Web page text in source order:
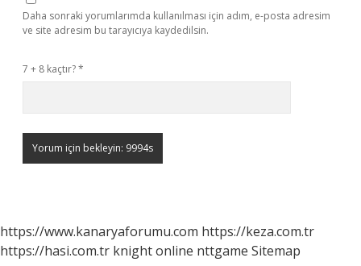
Daha sonraki yorumlarımda kullanılması için adım, e-posta adresim
ve site adresim bu tarayıcıya kaydedilsin.
7 + 8 kaçtır?*
https://www.kanaryaforumu.com https://keza.com.tr
https://hasi.com.tr knight online nttgame Sitemap